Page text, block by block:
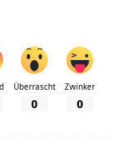
Überrascht
0
Zwinker
0